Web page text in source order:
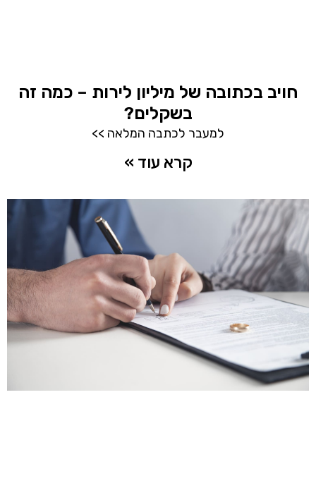
חויב בכתובה של מיליון לירות – כמה זה
בשקלים?
למעבר לכתבה המלאה >>
קרא עוד »